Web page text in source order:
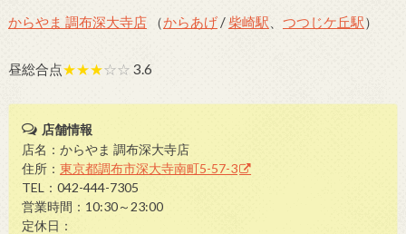
からやま 調布深大寺店（からあげ/ 柴崎駅 つつじケ丘駅）
昼総合点★★★☆☆ 3.6
店舗情報
店名：からやま 調布深大寺店
住所：東京都調布市深大寺南町5-57-3
TEL：042-444-7305
営業時間：10:30～23:00
定休日：